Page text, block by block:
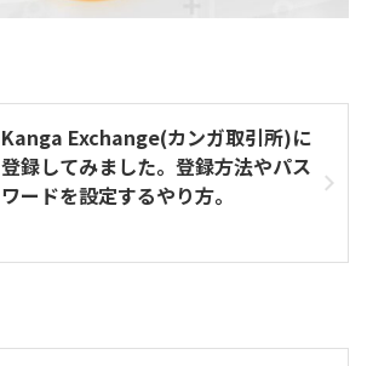
Kanga Exchange(カンガ取引所)に
登録してみました。登録方法やパス
ワードを設定するやり方。